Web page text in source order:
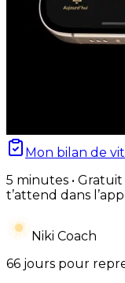
Mon bilan de
5 minutes •
t’attend dans l’app
Niki Coach
66 jours pour